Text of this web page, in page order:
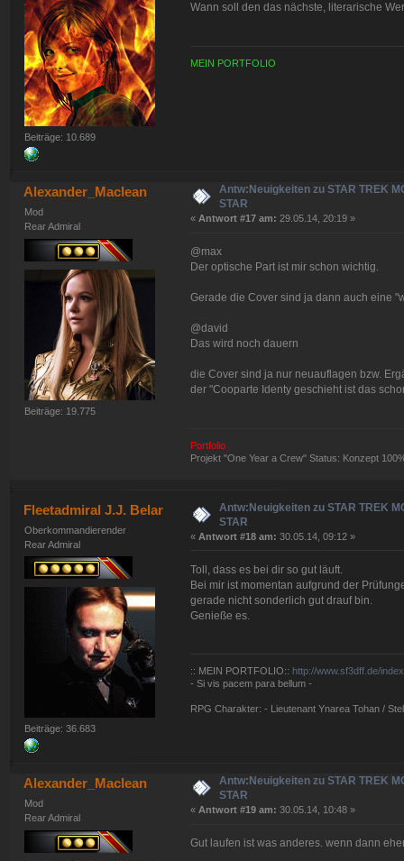
Beiträge: 10.689
Wann soll den das nächste, literarische
MEIN PORTFOLIO
Alexander_Maclean
Mod
Rear Admiral
Beiträge: 19.775
Antw:Neuigkeiten zu STAR TREK
STAR
« Antwort #17 am: 29.05.14, 20:19 »
@max
Der optische Part ist mir schon wichtig.
Gerade die Cover sind ja dann auch eine
@david
Das wird noch dauern
die Cover sind ja nur neuauflagen bzw.
der "Cooparte Identy geschieht ist das
Portfolio
Projekt "One Year a Crew" Status: Konzept
Fleetadmiral J.J. Belar
Oberkommandierender
Rear Admiral
Beiträge: 36.683
Antw:Neuigkeiten zu STAR TREK
STAR
« Antwort #18 am: 30.05.14, 09:12 »
Toll, dass es bei dir so gut läuft.
Bei mir ist momentan aufgrund der
gerade nicht sonderlich gut drauf bin.
Genieße es.
:: MEIN PORTFOLIO:: http://www.sf3dff.de/
- Si vis pacem para bellum -
RPG Charakter: - Lieutenant Ynarea Tohan /
Alexander_Maclean
Mod
Rear Admiral
Antw:Neuigkeiten zu STAR TREK
STAR
« Antwort #19 am: 30.05.14, 10:48 »
Gut laufen ist was anderes. wenn dann